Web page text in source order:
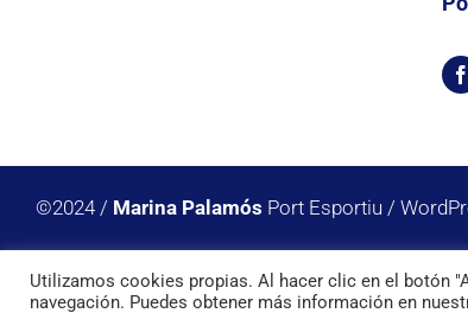
©2024 / Marina Palamós Port Esportiu /
Utilizamos cookies propias. Al hacer clic en el botón
navegación. Puedes obtener más información en